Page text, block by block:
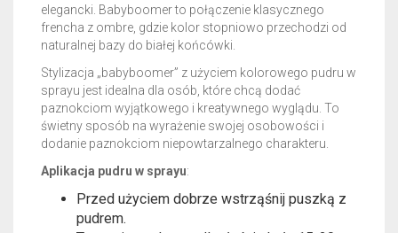
elegancki. Babyboomer to połączenie klasycznego
frencha z ombre, gdzie kolor stopniowo przechodzi od
naturalnej bazy do białej końcówki.
Stylizacja „babyboomer” z użyciem kolorowego pudru w
sprayu jest idealna dla osób, które chcą dodać
paznokciom wyjątkowego i kreatywnego wyglądu. To
świetny sposób na wyrażenie swojej osobowości i
dodanie paznokciom niepowtarzalnego charakteru.
Aplikacja pudru w sprayu:
Przed użyciem dobrze wstrząśnij puszką z
pudrem.